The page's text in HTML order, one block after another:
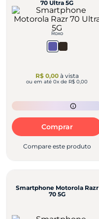
70 Ultra 5G
Roxo
R$ 0,00à vista
ou em até 0x de R$ 0,00
Comprar
Compare este produto
Smartphone Motorola Razr
70 5G